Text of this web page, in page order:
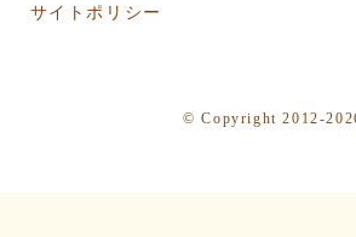
サイトポリシー
© Copyright 2012-